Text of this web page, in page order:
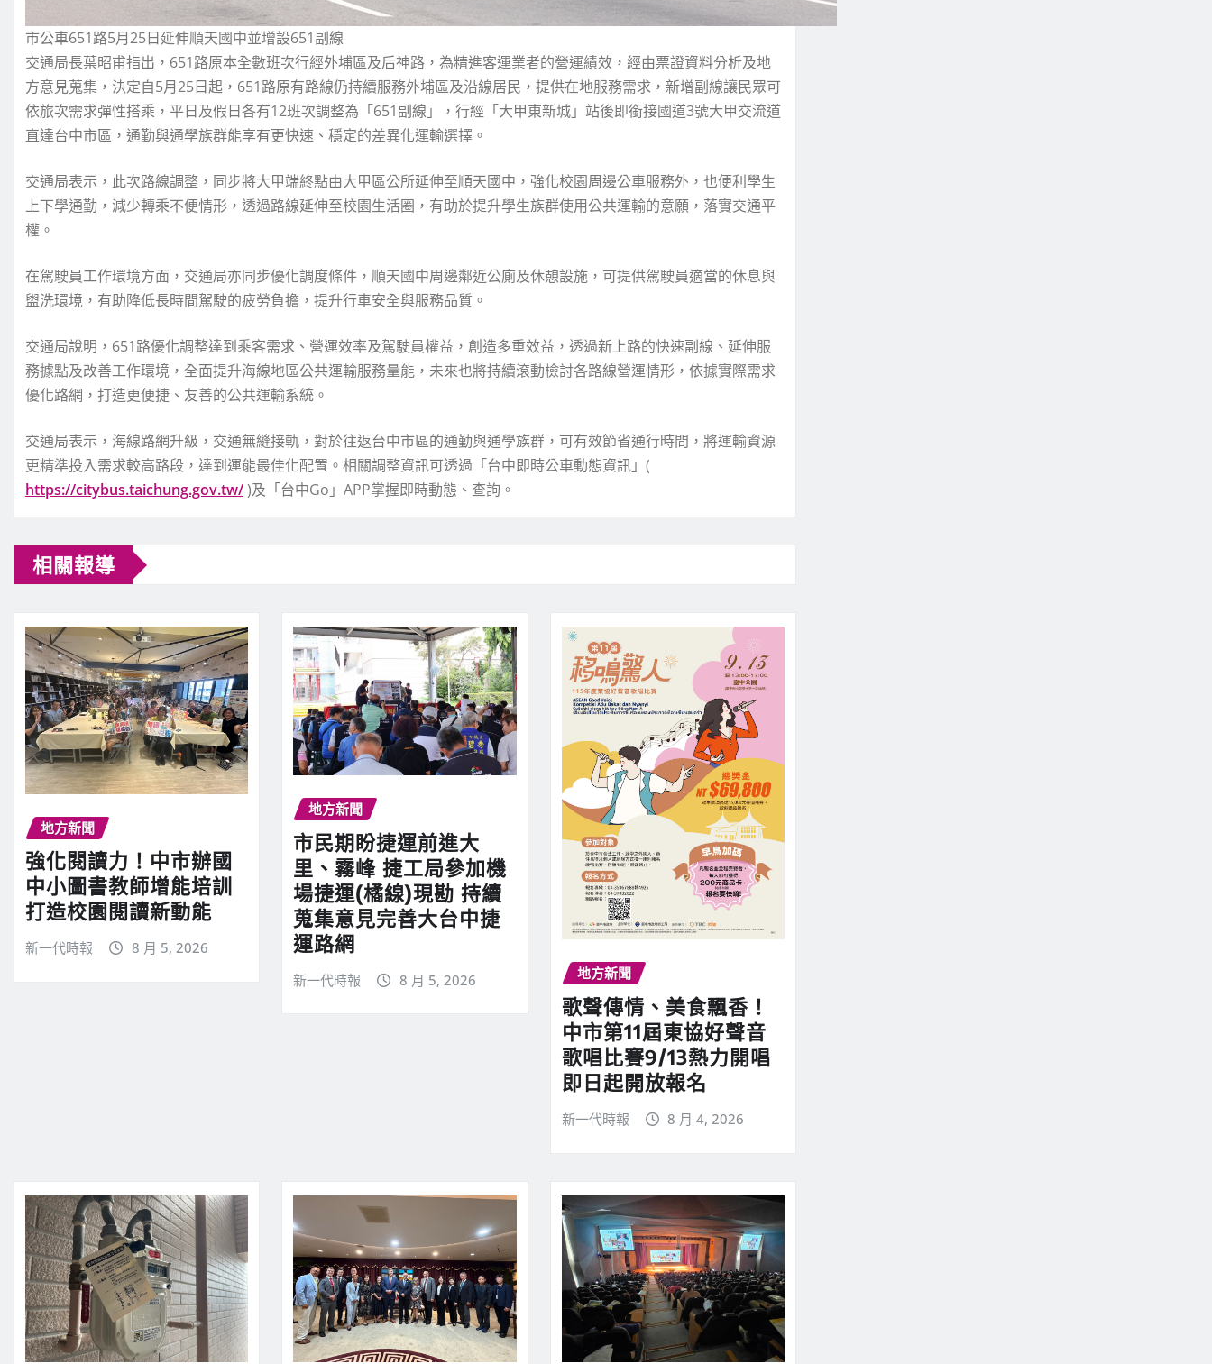
市公車651路5月25日延伸順天國中並增設651副線
交通局長葉昭甫指出，651路原本全數班次行經外埔區及后神路，為精進客運業者的營運績效，經由票證資料分析及地
方意見蒐集，決定自5月25日起，651路原有路線仍持續服務外埔區及沿線居民，提供在地服務需求，新增副線讓民眾可
依旅次需求彈性搭乘，平日及假日各有12班次調整為「651副線」，行經「大甲東新城」站後即銜接國道3號大甲交流道
直達台中市區，通勤與通學族群能享有更快速、穩定的差異化運輸選擇。
交通局表示，此次路線調整，同步將大甲端終點由大甲區公所延伸至順天國中，強化校園周邊公車服務外，也便利學生
上下學通勤，減少轉乘不便情形，透過路線延伸至校園生活圈，有助於提升學生族群使用公共運輸的意願，落實交通平
權。
在駕駛員工作環境方面，交通局亦同步優化調度條件，順天國中周邊鄰近公廁及休憩設施，可提供駕駛員適當的休息與
盥洗環境，有助降低長時間駕駛的疲勞負擔，提升行車安全與服務品質。
交通局說明，651路優化調整達到乘客需求、營運效率及駕駛員權益，創造多重效益，透過新上路的快速副線、延伸服
務據點及改善工作環境，全面提升海線地區公共運輸服務量能，未來也將持續滾動檢討各路線營運情形，依據實際需求
優化路網，打造更便捷、友善的公共運輸系統。
交通局表示，海線路網升級，交通無縫接軌，對於往返台中市區的通勤與通學族群，可有效節省通行時間，將運輸資源
更精準投入需求較高路段，達到運能最佳化配置。相關調整資訊可透過「台中即時公車動態資訊」(
https://citybus.taichung.gov.tw/)及「台中Go」APP掌握即時動態、查詢。
相關報導
地方新聞
強化閱讀力！中市辦國
中小圖書教師增能培訓
打造校園閱讀新動能
新一代時報 8 月 5, 2026
地方新聞
市民期盼捷運前進大
里、霧峰 捷工局參加機
場捷運(橘線)現勘 持續
蒐集意見完善大台中捷
運路網
新一代時報 8 月 5, 2026 地方新聞
歌聲傳情、美食飄香！
中市第11屆東協好聲音
歌唱比賽9/13熱力開唱
即日起開放報名
新一代時報 8 月 4, 2026